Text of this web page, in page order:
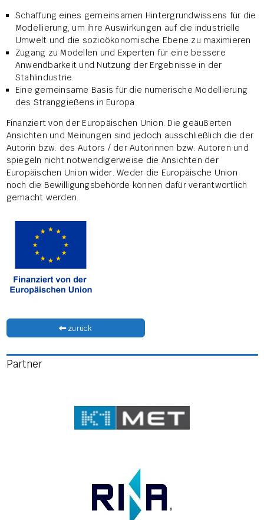
Schaffung eines gemeinsamen Hintergrundwissens für die
Modellierung, um ihre Auswirkungen auf die industrielle
Umwelt und die sozioökonomische Ebene zu maximieren
Zugang zu Modellen und Experten für eine bessere
Anwendbarkeit und Nutzung der Ergebnisse in der
Stahlindustrie.
Eine gemeinsame Basis für die numerische Modellierung
des Stranggießens in Europa
Finanziert von der Europäischen Union. Die geäußerten
Ansichten und Meinungen sind jedoch ausschließlich die der
Autorin bzw. des Autors / der Autorinnen bzw. Autoren und
spiegeln nicht notwendigerweise die Ansichten der
Europäischen Union wider. Weder die Europäische Union
noch die Bewilligungsbehörde können dafür verantwortlich
gemacht werden.
zurück
Partner